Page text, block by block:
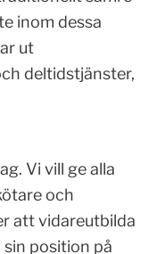
inom dessa
ut
deltidstjänster,
Vi vill ge alla
och
att vidareutbilda
position på